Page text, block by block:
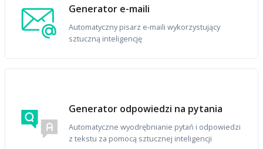
Generator e-maili
Automatyczny pisarz e-maili wykorzystujący
sztuczną inteligencję
Generator odpowiedzi na pytania
Automatyczne wyodrębnianie pytań i odpowiedzi
z tekstu za pomocą sztucznej inteligencji